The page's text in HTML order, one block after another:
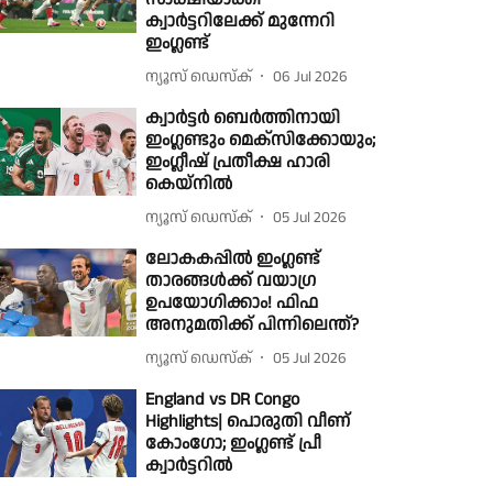
ക്വാർട്ടറിലേക്ക് മുന്നേറി
ഇംഗ്ലണ്ട്
ന്യൂസ് ഡെസ്ക് 06 Jul 2026
ക്വാർട്ടർ ബെർത്തിനായി
ഇംഗ്ലണ്ടും മെക്സിക്കോയും;
ഇംഗ്ലീഷ് പ്രതീക്ഷ ഹാരി
കെയ്നിൽ
ന്യൂസ് ഡെസ്ക് 05 Jul 2026
ലോകകപ്പിൽ ഇംഗ്ലണ്ട്
താരങ്ങൾക്ക് വയാഗ്ര
ഉപയോഗിക്കാം! ഫിഫ
അനുമതിക്ക് പിന്നിലെന്ത്?
ന്യൂസ് ഡെസ്ക് 05 Jul 2026
England vs DR Congo
Highlights| പൊരുതി വീണ്
കോംഗോ; ഇംഗ്ലണ്ട് പ്രീ
ക്വാർട്ടറിൽ